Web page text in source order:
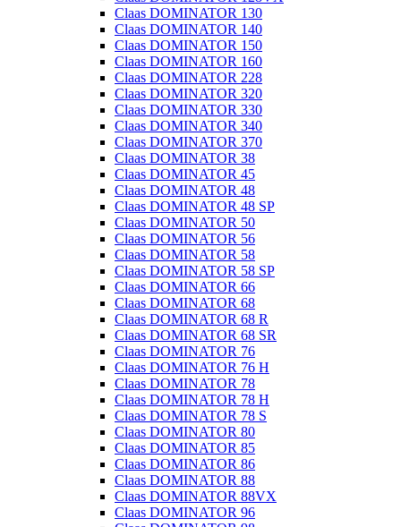
Claas DOMINATOR 130
Claas DOMINATOR 140
Claas DOMINATOR 150
Claas DOMINATOR 160
Claas DOMINATOR 228
Claas DOMINATOR 320
Claas DOMINATOR 330
Claas DOMINATOR 340
Claas DOMINATOR 370
Claas DOMINATOR 38
Claas DOMINATOR 45
Claas DOMINATOR 48
Claas DOMINATOR 48 SP
Claas DOMINATOR 50
Claas DOMINATOR 56
Claas DOMINATOR 58
Claas DOMINATOR 58 SP
Claas DOMINATOR 66
Claas DOMINATOR 68
Claas DOMINATOR 68 R
Claas DOMINATOR 68 SR
Claas DOMINATOR 76
Claas DOMINATOR 76 H
Claas DOMINATOR 78
Claas DOMINATOR 78 H
Claas DOMINATOR 78 S
Claas DOMINATOR 80
Claas DOMINATOR 85
Claas DOMINATOR 86
Claas DOMINATOR 88
Claas DOMINATOR 88VX
Claas DOMINATOR 96